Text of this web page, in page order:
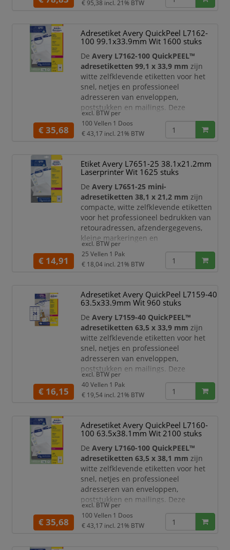
standaard envelopformaten,
Dankzij de praktischeQuickPEEL™
hulpstripverwerkt u grote aantallen
etiketten snel en efficiënt. Het etiketvel
is voorzie
€ 95,38 incl. 21% BTW
Adresetiket Avery QuickPeel L7162-
100 99.1x33.9mm Wit 1600 stuks
DeAvery L7162-100 QuickPEEL™
adresetiketten 99,1 x 33,9 mm zijn
witte zelfklevende etiketten voor het
snel, netjes en professioneel
adresseren van enveloppen,
poststukken en mailings. Deze
etiketten zijn speciaal geschikt voor
laserprintersen geoptimaliseerd voor
standaard envelopformaten,
Dankzij de praktischeQuickPEEL™
hulpstripverwerkt u grote aantallen
etiketten snel en efficiënt. Het etiketvel
is voorzien van
€ 35,68
excl. BTW per
100 Vellen 1 Doos
€ 43,17 incl. 21% BTW
Etiket Avery L7651-25 38.1x21.2mm
Laserprinter Wit 1625 stuks
DeAvery L7651-25 mini-
adresetiketten 38,1 x 21,2 mm zijn
compacte, witte zelfklevende etiketten
voor het professioneel bedrukken van
retouradressen, afzendergegevens,
kleine markeringen en
documentlabels. Deze etiketten zijn
ideaal voor zakelijke post, blanco
enveloppen, mailings en het
mappen of kleine voorwerpen.
Wanneer een poststuk niet bezorgd
kan worden, zorgt een duidelijk
retouradres ervoor dat h
€ 14,91
excl. BTW per
25 Vellen 1 Pak
€ 18,04 incl. 21% BTW
Adresetiket Avery QuickPeel L7159-40
63.5x33.9mm Wit 960 stuks
DeAvery L7159-40 QuickPEEL™
adresetiketten 63,5 x 33,9 mm zijn
witte zelfklevende etiketten voor het
snel, netjes en professioneel
adresseren van enveloppen,
poststukken en mailings. Deze
etiketten zijn speciaal geschikt voor
laserprinters
en geoptimaliseerd voor
standaard envelopformaten,
Dankzij de praktischeQuickPEEL™
hulpstripverwerkt u etiketten snel en
efficiënt. Het etiketvel is voorzien van
een perforatielij
€ 16,15
excl. BTW per
40 Vellen 1 Pak
€ 19,54 incl. 21% BTW
Adresetiket Avery QuickPeel L7160-
100 63.5x38.1mm Wit 2100 stuks
DeAvery L7160-100 QuickPEEL™
adresetiketten 63,5 x 38,1 mm zijn
witte zelfklevende etiketten voor het
snel, netjes en professioneel
adresseren van enveloppen,
poststukken en mailings. Deze
etiketten zijn speciaal geschikt voor
laserprintersen geoptimaliseerd voor
standaard envelopformaten,
€ 35,68
excl. BTW per
100 Vellen 1 Doos
€ 43,17 incl. 21% BTW